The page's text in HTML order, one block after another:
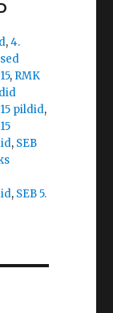
,4.
, RMK
pildid,
, SEB
, SEB 5.